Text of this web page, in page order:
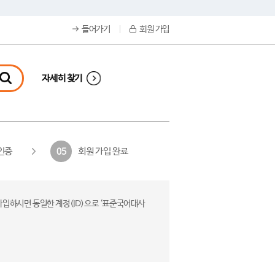
들어가기 회원 가입
자세히 찾기
증 05 회원 가입 완료
하시면 동일한 계정(ID)으로 ‘표준국어대사